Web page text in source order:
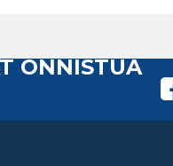
ONNISTUA